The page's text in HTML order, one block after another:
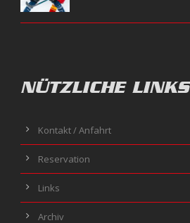
NÜTZLICHE LINKS
Kontakt / Anfahrt
Reservation
Links
Archiv